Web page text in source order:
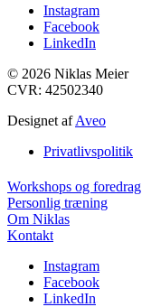
Instagram
Facebook
LinkedIn
© 2026 Niklas Meier
CVR: 42502340
Designet afAveo
Privatlivspolitik
Workshops og foredrag
Personlig træning
Om Niklas
Kontakt
Instagram
Facebook
LinkedIn